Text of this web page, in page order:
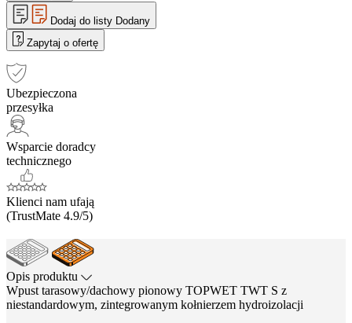
Dodaj do listy Dodany
Zapytaj o ofertę
Ubezpieczona
przesyłka
Wsparcie doradcy
technicznego
Klienci nam ufają
(TrustMate 4.9/5)
Opis produktu
Wpust tarasowy/dachowy pionowy TOPWET TWT S z
niestandardowym, zintegrowanym kołnierzem hydroizolacji